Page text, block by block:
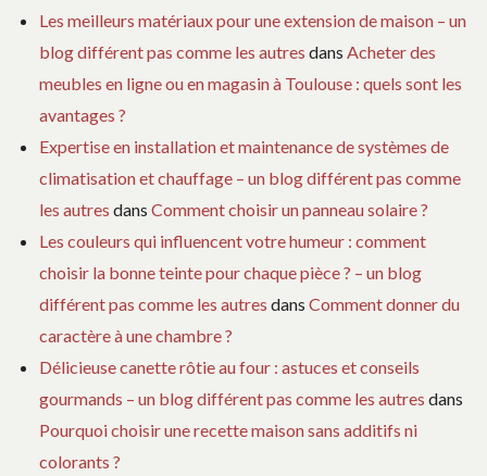
Les meilleurs matériaux pour une extension de maison – un
blog différent pas comme les autres dans Acheter des
meubles en ligne ou en magasin à Toulouse : quels sont les
avantages ?
Expertise en installation et maintenance de systèmes de
climatisation et chauffage – un blog différent pas comme
les autres dans Comment choisir un panneau solaire ?
Les couleurs qui influencent votre humeur : comment
choisir la bonne teinte pour chaque pièce ? – un blog
différent pas comme les autres dans Comment donner du
caractère à une chambre ?
Délicieuse canette rôtie au four : astuces et conseils
gourmands – un blog différent pas comme les autres dans
Pourquoi choisir une recette maison sans additifs ni
colorants ?